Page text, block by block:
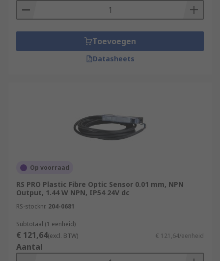
Toevoegen
Datasheets
Op voorraad
RS PRO Plastic Fibre Optic Sensor 0.01 mm, NPN
Output, 1.44 W NPN, IP54 24V dc
RS-stocknr. 204-0681
Subtotaal (1 eenheid)
€ 121,64(excl. BTW) € 121,64/eenheid
Aantal